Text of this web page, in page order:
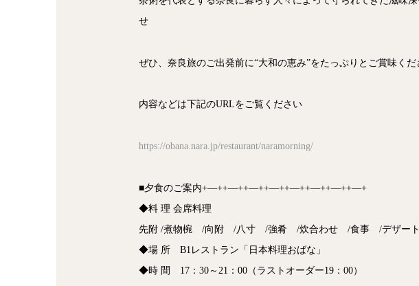
せ
ぜひ、奈良旅のご出発前に“大和の恵み”をたっぷりとご賞味くだ
内容などは下記のURLをご覧ください
https://obana.nara.jp/restaurant/naramorning/
■夕食のご案内+―++―++―++―++―++―++―++―+
◆料 理 会席料理
先附 /煮物椀 /向附 /八寸 /強肴 /炊合わせ /食事 /デザート
◆場 所 B1レストラン「日本料理おばな」
◆時 間 17：30～21：00（ラストオーダー19：00）